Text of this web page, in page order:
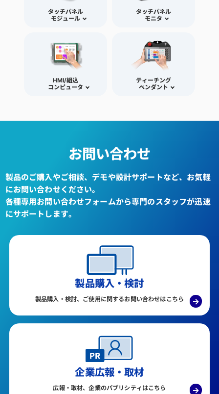
タッチパネル
モジュール
タッチパネル
モニタ
HMI/組込
コンピュータ
ティーチング
ペンダント
お問い合わせ
製品のご購入やご相談、デモや設計サポートなど、お気軽
にお問い合わせください。
各種専用お問い合わせフォームから専門のスタッフが迅速
にサポートします。
製品購入・検討
製品購入・検討、ご使用に関するお問い合わせはこちら →
企業広報・取材
広報・取材、企業のパブリシティはこちら →